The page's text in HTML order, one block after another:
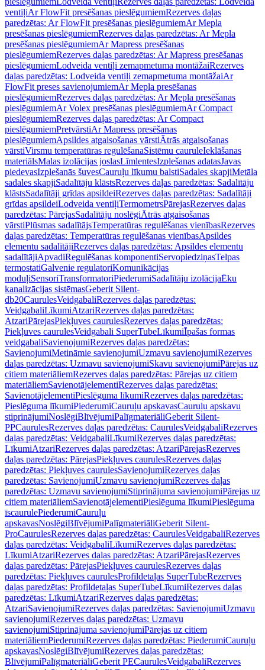
ventiļiAr FlowFit presēšanas pieslēgumiemRezerves daļas
paredzētas: Ar FlowFit presēšanas pieslēgumiemAr Mepla
presēšanas pieslēgumiemRezerves daļas paredzētas: Ar Mepla
presēšanas pieslēgumiemAr Mapress presēšanas
pieslēgumiemRezerves daļas paredzētas: Ar Mapress presēšanas
pieslēgumiemLodveida ventiļi zemapmetuma montāžaiRezerves
daļas paredzētas: Lodveida ventiļi zemapmetuma montāžaiAr
FlowFit preses savienojumiemAr Mepla presēšanas
pieslēgumiemRezerves daļas paredzētas: Ar Mepla presēšanas
pieslēgumiemAr Volex presēšanas pieslēgumiemAr Compact
pieslēgumiemRezerves daļas paredzētas: Ar Compact
pieslēgumiemPretvārstiAr Mapress presēšanas
pieslēgumiemApsildes atgaisošanas vārstiĀtrās atgaisošanas
vārstiVirsmu temperatūras regulēšanaSistēmu cauruleIeklāšanas
materiālsMalas izolācijas joslasLīmlentesIzplešanas adatasJavas
piedevasIzplešanās šuvesCauruļu līkumu balstiSadales skapjiMetāla
sadales skapjiSadalītāju klāstsRezerves daļas paredzētas: Sadalītāju
klāstsSadalītāji grīdas apsildeiRezerves daļas paredzētas: Sadalītāji
grīdas apsildeiLodveida ventiļiTermometrsPārejasRezerves daļas
paredzētas: PārejasSadalītāju noslēgiĀtrās atgaisošanas
vārstiPlūsmas sadalītājsTemperatūras regulēšanas vienībasRezerves
daļas paredzētas: Temperatūras regulēšanas vienībasApsildes
elementu sadalītājiRezerves daļas paredzētas: Apsildes elementu
sadalītājiApvadiRegulēšanas komponentiServopiedziņasTelpas
termostatiGalvenie regulatoriKomunikācijas
moduļiSensoriTransformatoriPiederumiSadalītāju izolācijaĒku
kanalizācijas sistēmasGeberit Silent-
db20CaurulesVeidgabaliRezerves daļas paredzētas:
VeidgabaliLīkumiAtzariRezerves daļas paredzētas:
AtzariPārejasPiekļuves caurulesRezerves daļas paredzētas:
Piekļuves caurulesVeidgabali SuperTubeLīkumiĪpašas formas
veidgabaliSavienojumiRezerves daļas paredzētas:
SavienojumiMetināmie savienojumiUzmavu savienojumiRezerves
daļas paredzētas: Uzmavu savienojumiSkavu savienojumiPārejas uz
citiem materiāliemRezerves daļas paredzētas: Pārejas uz citiem
materiāliemSavienotājelementiRezerves daļas paredzētas:
SavienotājelementiPieslēguma līkumiRezerves daļas paredzētas:
Pieslēguma līkumiPiederumiCauruļu apskavasCauruļu apskavu
stiprinājumiNoslēgiBlīvējumiPalīgmateriāliGeberit Silent-
PPCaurulesRezerves daļas paredzētas: CaurulesVeidgabaliRezerves
daļas paredzētas: VeidgabaliLīkumiRezerves daļas paredzētas:
LīkumiAtzariRezerves daļas paredzētas: AtzariPārejasRezerves
daļas paredzētas: PārejasPiekļuves caurulesRezerves daļas
paredzētas: Piekļuves caurulesSavienojumiRezerves daļas
paredzētas: SavienojumiUzmavu savienojumiRezerves daļas
paredzētas: Uzmavu savienojumiStiprinājuma savienojumiPārejas uz
citiem materiāliemSavienotājelementiPieslēguma līkumiPieslēguma
īscaurulePiederumiCauruļu
apskavasNoslēgiBlīvējumiPalīgmateriāliGeberit Silent-
ProCaurulesRezerves daļas paredzētas: CaurulesVeidgabaliRezerves
daļas paredzētas: VeidgabaliLīkumiRezerves daļas paredzētas:
LīkumiAtzariRezerves daļas paredzētas: AtzariPārejasRezerves
daļas paredzētas: PārejasPiekļuves caurulesRezerves daļas
paredzētas: Piekļuves caurulesProfildetaļas SuperTubeRezerves
daļas paredzētas: Profildetaļas SuperTubeLīkumiRezerves daļas
paredzētas: LīkumiAtzariRezerves daļas paredzētas:
AtzariSavienojumiRezerves daļas paredzētas: SavienojumiUzmavu
savienojumiRezerves daļas paredzētas: Uzmavu
savienojumiStiprinājuma savienojumiPārejas uz citiem
materiāliemPiederumiRezerves daļas paredzētas: PiederumiCauruļu
apskavasNoslēgiBlīvējumiRezerves daļas paredzētas:
BlīvējumiPalīgmateriāliGeberit PECaurulesVeidgabaliRezerves